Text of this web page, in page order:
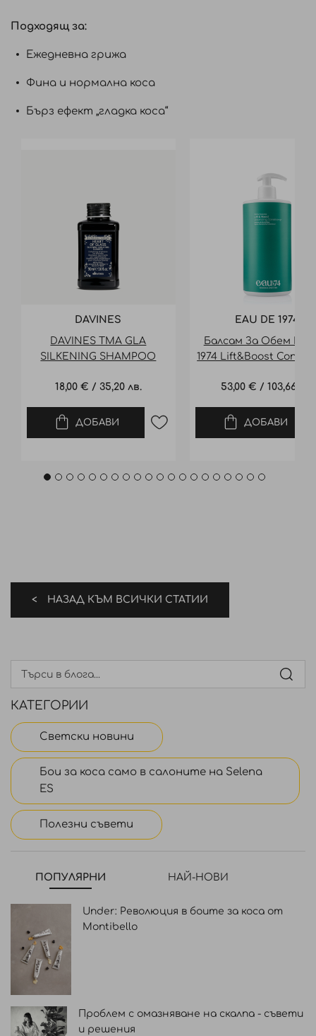
Подходящ за:
Ежедневна грижа
Фина и нормална коса
Бърз ефект „гладка коса“
DAVINES
DAVINES TMA GLA
SILKENING SHAMPOO
КОСА ТРАВЪЛ
18,00 € / 35,20 лв.
ДОБАВИ
EAU DE 1974
Балсам За Обем Eau
1974 Lift&Boost
53,00 € / 103,66 лв.
ДОБАВИ
НАЗАД КЪМ ВСИЧКИ СТАТИИ
КАТЕГОРИИ
Светски новини
Бои за коса само в салоните на Selena
ES
Полезни съвети
ПОПУЛЯРНИ НАЙ-НОВИ
Under: Революция в боите за коса от
Montibello
Проблем с омазняване на скалпа - съвети
и решения